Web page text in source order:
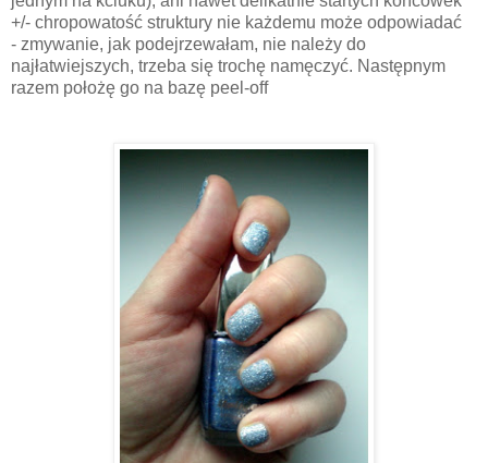
+/- chropowatość struktury nie każdemu może odpowiadać
- zmywanie, jak podejrzewałam, nie należy do
najłatwiejszych, trzeba się trochę namęczyć. Następnym
razem położę go na bazę peel-off